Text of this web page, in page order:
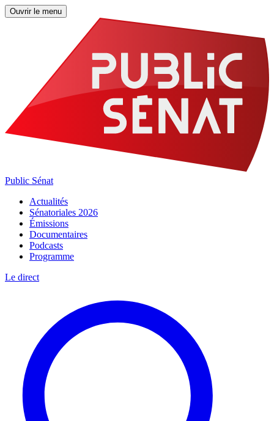
Ouvrir le menu
Public Sénat
Actualités
Sénatoriales 2026
Émissions
Documentaires
Podcasts
Programme
Le direct